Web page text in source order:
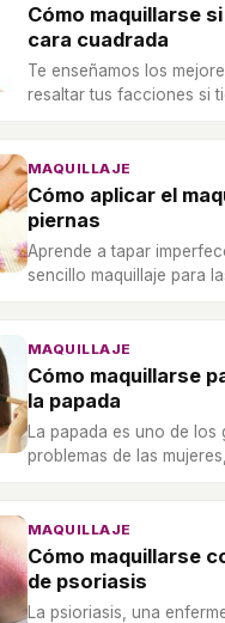
Cómo maquillarse
cara cuadrada
Te enseñamos los
resaltar tus facciones si
MAQUILLAJE
Cómo aplicar el
piernas
Aprende a tapar
sencillo maquillaje para
MAQUILLAJE
Cómo maquillarse
la papada
La papada es uno de los
problemas de las
disimularla.
MAQUILLAJE
Cómo maquillarse
de psoriasis
La psioriasis, una